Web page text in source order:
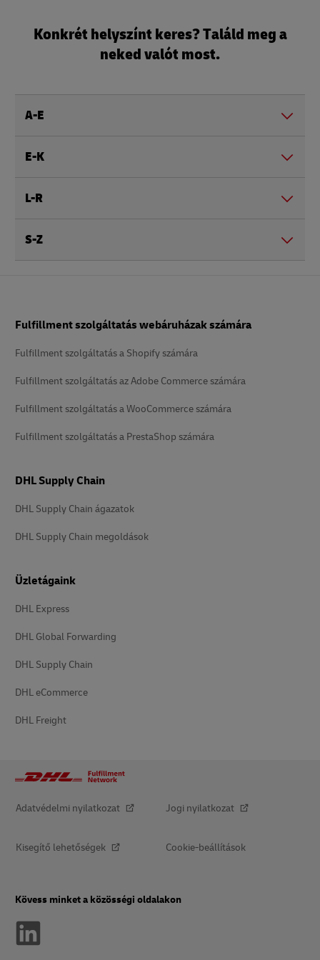
Konkrét helyszínt keres? Találd meg a
neked valót most.
A-E
E-K
L-R
S-Z
Fulfillment szolgáltatás webáruházak számára
Fulfillment szolgáltatás a Shopify számára
Fulfillment szolgáltatás az Adobe Commerce számára
Fulfillment szolgáltatás a WooCommerce számára
Fulfillment szolgáltatás a PrestaShop számára
DHL Supply Chain
DHL Supply Chain ágazatok
DHL Supply Chain megoldások
Üzletágaink
DHL Express
DHL Global Forwarding
DHL Supply Chain
DHL eCommerce
DHL Freight
Adatvédelmi nyilatkozat Jogi nyilatkozat
Kisegítő lehetőségek Cookie-beállítások
Kövess minket a közösségi oldalakon